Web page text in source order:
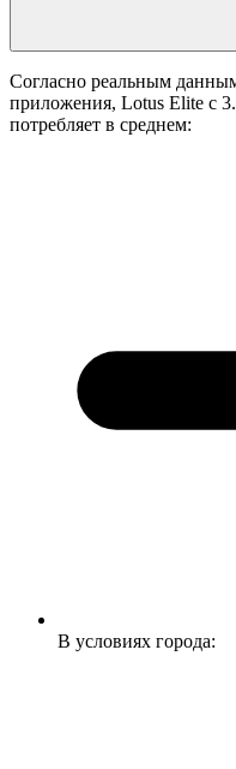
Согласно реальным
приложения, Lotus Elite с
потребляет в среднем:
В условиях города: